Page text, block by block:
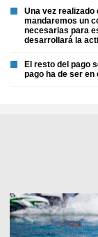
Una vez realizado
mandaremos un
necesarias para
desarrollará la
El resto del pago
pago ha de ser en